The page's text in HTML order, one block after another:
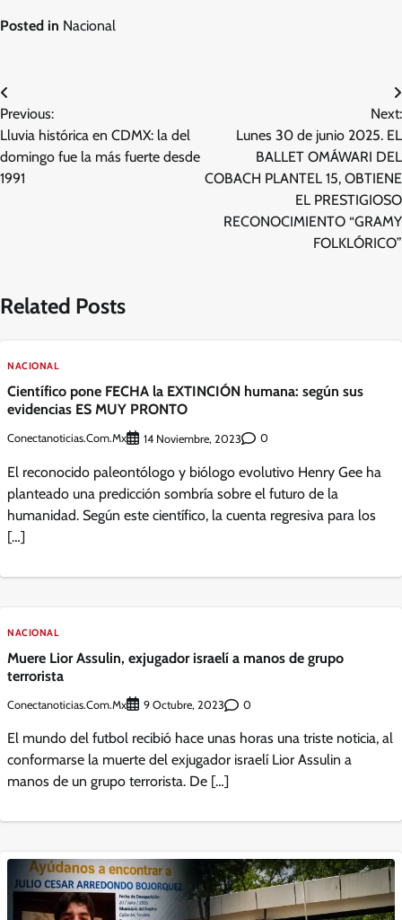
Posted in Nacional
Navegación
de
entradas
Previous:
Lluvia histórica en CDMX: la del
domingo fue la más fuerte desde
1991
Next:
Lunes 30 de junio 2025. EL
BALLET OMÁWARI DEL
COBACH PLANTEL 15, OBTIENE
EL PRESTIGIOSO
RECONOCIMIENTO “GRAMY
FOLKLÓRICO”
Related Posts
NACIONAL
Científico pone FECHA la EXTINCIÓN humana: según sus
evidencias ES MUY PRONTO
Conectanoticias.com.mx 14 Noviembre, 2023 0
El reconocido paleontólogo y biólogo evolutivo Henry Gee ha
planteado una predicción sombría sobre el futuro de la
humanidad. Según este científico, la cuenta regresiva para los
[…]
NACIONAL
Muere Lior Assulin, exjugador israelí a manos de grupo
terrorista
Conectanoticias.com.mx 9 Octubre, 2023 0
El mundo del futbol recibió hace unas horas una triste noticia, al
conformarse la muerte del exjugador israelí Lior Assulin a
manos de un grupo terrorista. De […]